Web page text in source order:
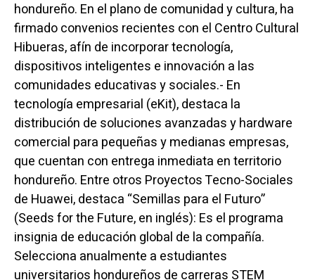
hondureño. En el plano de comunidad y cultura, ha
firmado convenios recientes con el Centro Cultural
Hibueras, afín de incorporar tecnología,
dispositivos inteligentes e innovación a las
comunidades educativas y sociales.- En
tecnología empresarial (eKit), destaca la
distribución de soluciones avanzadas y hardware
comercial para pequeñas y medianas empresas,
que cuentan con entrega inmediata en territorio
hondureño. Entre otros Proyectos Tecno-Sociales
de Huawei, destaca “Semillas para el Futuro”
(Seeds for the Future, en inglés): Es el programa
insignia de educación global de la compañía.
Selecciona anualmente a estudiantes
universitarios hondureños de carreras STEM